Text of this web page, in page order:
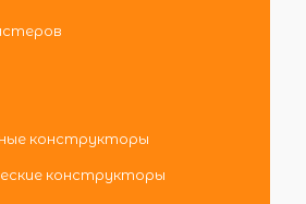
конструкторы
конструкторы